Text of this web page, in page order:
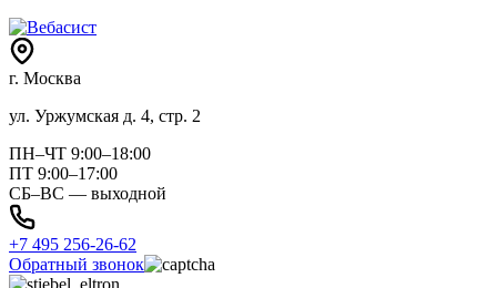
г. Москва
ул. Уржумская д. 4, стр. 2
ПН–ЧТ 9:00–18:00
ПТ 9:00–17:00
СБ–ВС — выходной
+7 495 256-26-62
Обратный звонок